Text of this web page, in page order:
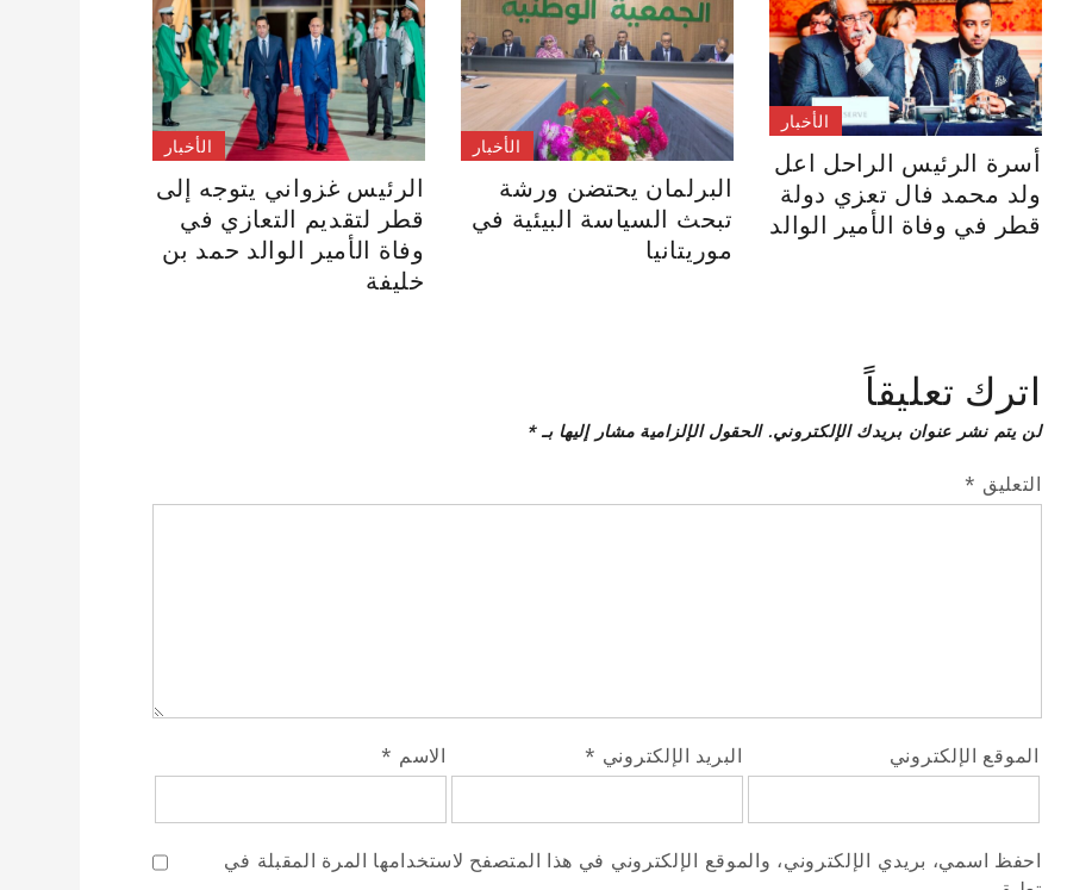
الأخبار
الرئيس غزواني يتوجه إلى
قطر لتقديم التعازي في
وفاة الأمير الوالد حمد بن
خليفة
الأخبار
البرلمان يحتضن ورشة
تبحث السياسة البيئية في
موريتانيا
الأخبار
أسرة الرئيس الراحل اعل
ولد محمد فال تعزي دولة
قطر في وفاة الأمير الوالد
اترك تعليقاً
لن يتم نشر عنوان بريدك الإلكتروني. الحقول الإلزامية مشار إليها بـ*
التعليق *
الاسم * البريد الإلكتروني * الموقع الإلكتروني
احفظ اسمي، بريدي الإلكتروني، والموقع الإلكتروني في هذا المتصفح لاستخدامها المرة المقبلة في